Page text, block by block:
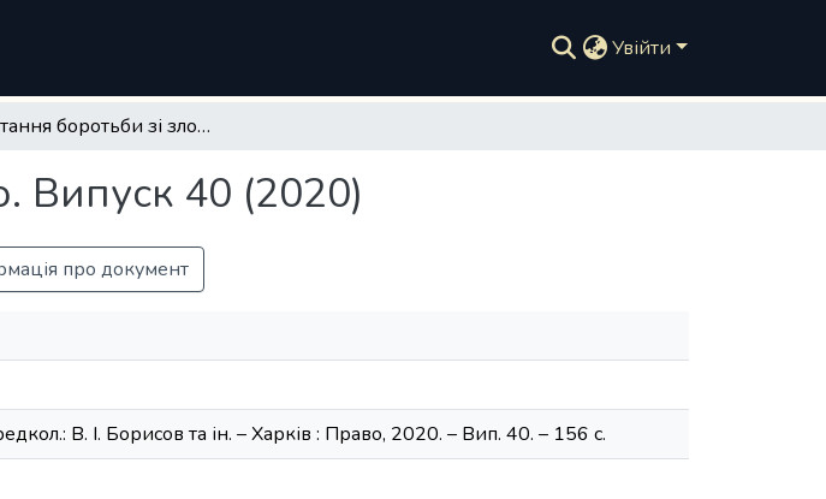
Увійти
Питання боротьби зі злочинністю. Випуск 40 (2020)
Випуск 40 (2020)
про документ
В. І. Борисов та ін. – Харків : Право, 2020. – Вип. 40. – 156 с.